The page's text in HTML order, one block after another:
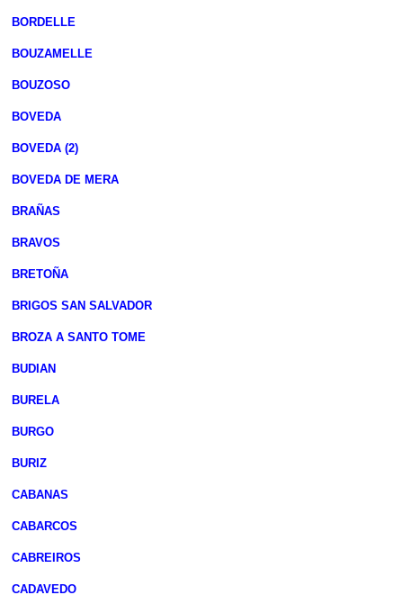
BORDELLE
BOUZAMELLE
BOUZOSO
BOVEDA
BOVEDA (2)
BOVEDA DE MERA
BRAÑAS
BRAVOS
BRETOÑA
BRIGOS SAN SALVADOR
BROZA A SANTO TOME
BUDIAN
BURELA
BURGO
BURIZ
CABANAS
CABARCOS
CABREIROS
CADAVEDO